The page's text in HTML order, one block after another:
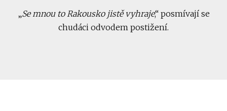
„Se mnou to Rakousko jistě vyhraje,“ posmívají se
chudáci odvodem postižení.